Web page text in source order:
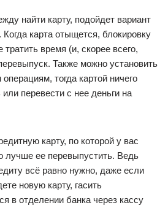
найти карту, подойдет вариант
карта отыщется, блокировку
время (и, скорее всего,
Также можно установить
тогда картой ничего
перевести с нее деньги на
карту, по которой у вас
лучше ее перевыпустить. Ведь
всё равно нужно, даже если
новую карту, гасить
в отделении банка через кассу